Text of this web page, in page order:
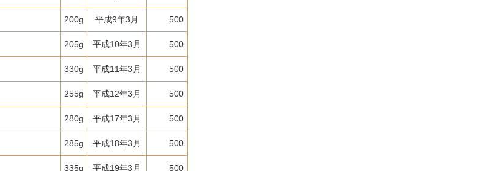
200g 平成9年3月 500
205g 平成10年3月 500
330g 平成11年3月 500
255g 平成12年3月 500
280g 平成17年3月 500
285g 平成18年3月 500
335g 平成19年3月 500